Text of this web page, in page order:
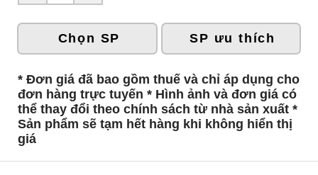
Chọn SP SP ưu thích
* Đơn giá đã bao gồm thuế và chỉ áp dụng cho
đơn hàng trực tuyến * Hình ảnh và đơn giá có
thể thay đổi theo chính sách từ nhà sản xuất *
Sản phẩm sẽ tạm hết hàng khi không hiển thị
giá